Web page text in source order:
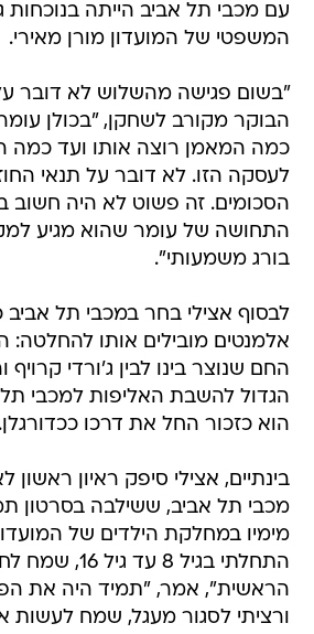
עם מכבי תל אביב הייתה בנוכחות
המשפטי של המועדון מורן מאירי.
"בשום פגישה מהשלוש לא דובר
הבוקר מקורב לשחקן, "בכולן
כמה המאמן רוצה אותו ועד כמה
לעסקה הזו. לא דובר על תנאי
הסכומים. זה פשוט לא היה חשוב
התחושה של עומר שהוא מגיע
בורג משמעותי".
לבסוף אצילי בחר במכבי תל אביב
אלמנטים מובילים אותו
החם שנוצר בינו לבין ג'ורדי
הגדול להשבת האליפות למכבי תל
הוא כזכור החל את דרכו ככדורגלן.
בינתיים, אצילי סיפק ראיון
מכבי תל אביב, ששילבה בסרטון
מימיו במחלקת הילדים של
התחלתי בגיל 8 עד
הראשית", אמר, "תמיד היה את
ורציתי לסגור מעגל, שמח לעשות